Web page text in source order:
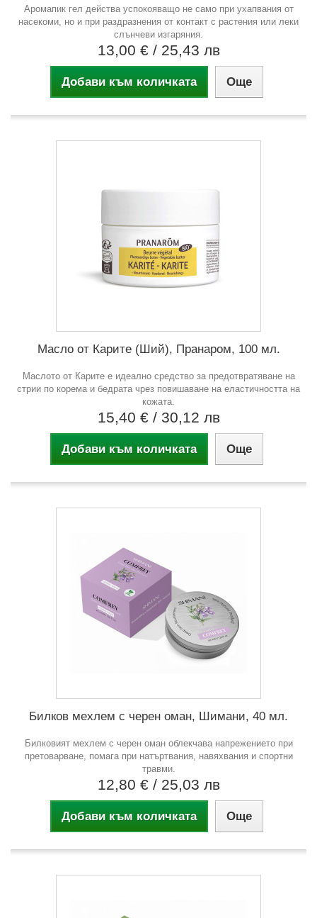
Аромапик гел действа успокояващо не само при ухапвания от
насекоми, но и при раздразнения от контакт с растения или леки
слънчеви изгаряния.
13,00 € / 25,43 лв
Добави към количката Още
Масло от Карите (Ший), Пранаром, 100 мл.
Маслото от Карите е идеално средство за предотвратяване на
стрии по корема и бедрата чрез повишаване на еластичността на
кожата.
15,40 € / 30,12 лв
Добави към количката Още
Билков мехлем с черен оман, Шимани, 40 мл.
Билковият мехлем с черен оман облекчава напрежението при
претоварване, помага при натъртвания, навяхвания и спортни
травми.
12,80 € / 25,03 лв
Добави към количката Още